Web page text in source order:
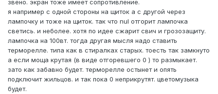
звено. экран тоже имеет сопротивление.
я например с одной стороны на щиток а с другой через
лампочку и тоже на щиток. так что nul отгорит лампочка
светись. и неболее. хотя по идее сжарит свич и грозозащиту.
лампочка на 100вт. тогда другая мысля надо ставить
терморелле. типа как в стиралках старых. тоесть так замкнуто
а если моща крутая (в виде отгоревшего 0 ) то размыкает.
зато как забавно будет. терморелле остынет и опять
подключит жильцов. и так пока 0 неприкрутят. цветомузыка
будет.